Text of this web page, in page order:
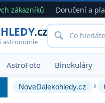
zákazníků Doručení a
.cz
astronomie
AstroFoto Binokuláry
NoveDalekohledy.cz ›